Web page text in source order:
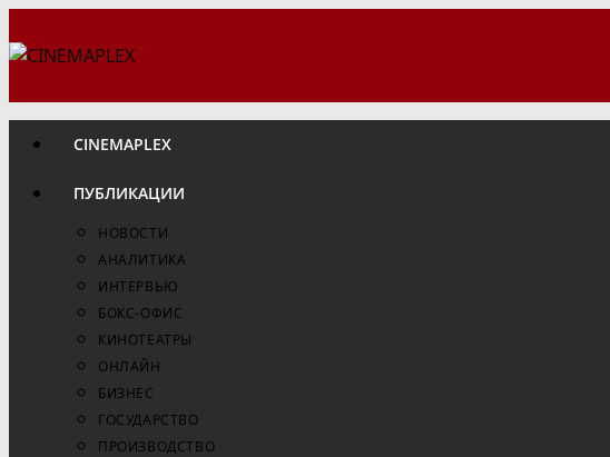
к
CINEMAPLEX
ПУБЛИКАЦИИ
НОВОСТИ
АНАЛИТИКА
ИНТЕРВЬЮ
БОКС-ОФИС
КИНОТЕАТРЫ
ОНЛАЙН
БИЗНЕС
ГОСУДАРСТВО
ПРОИЗВОДСТВО